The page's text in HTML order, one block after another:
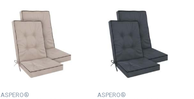
ASPERO® ASPERO®